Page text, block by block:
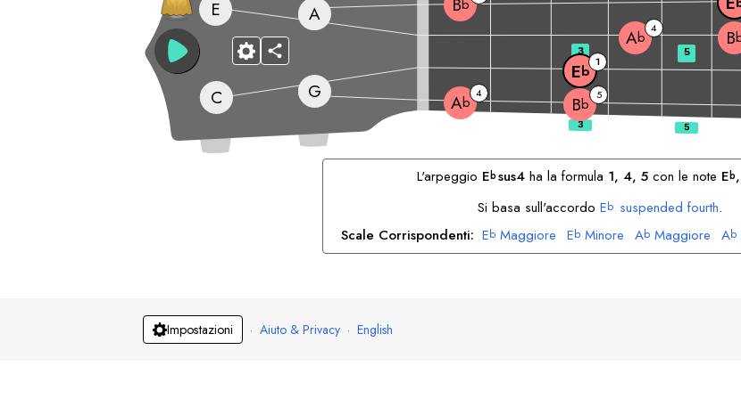
G Ab 4
Bb 5
C
Eb 1
E
Ab 4 B
A b
3 5
L'arpeggio Ebsus4ha la formula 1, 4, 5con le note Eb,
Si basa sull'accordoEb suspended fourth.
Scale Corrispondenti: Eb Maggiore Eb Minore Ab Maggiore Ab
Bb Dorica
Impostazioni · Aiuto & Privacy · English